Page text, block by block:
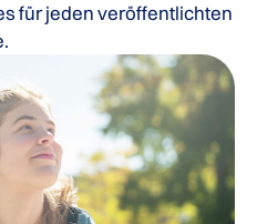
für jeden veröffentlichten